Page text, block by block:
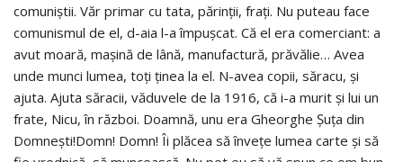
comuniştii. Văr primar cu tata, părinţii, fraţi. Nu puteau face
comunismul de el, d-aia l-a împuşcat. Că el era comerciant: a
avut moară, maşină de lână, manufactură, prăvălie… Avea
unde munci lumea, toţi ţinea la el. N-avea copii, săracu, şi
ajuta. Ajuta săracii, văduvele de la 1916, că i-a murit şi lui un
frate, Nicu, în război. Doamnă, unu era Gheorghe Şuţa din
Domneşti!Domn! Domn! Îi plăcea să înveţe lumea carte şi să